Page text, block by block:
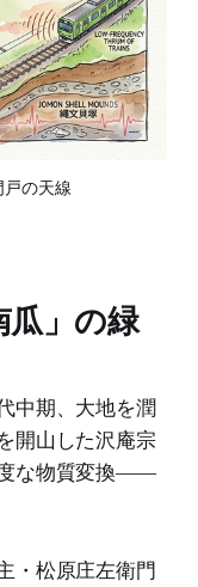
の天線
瓜」の緑
中期、大地を潤
開山した沢庵宗
な物質変換――
・松原庄左衛門